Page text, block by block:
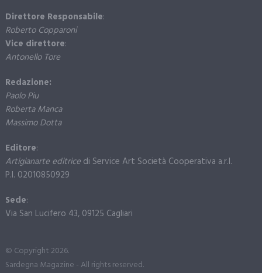
Direttore Responsabile:
Roberto Copparoni
Vice direttore:
Antonello Tore
Redazione:
Paolo Piu
Roberta Manca
Massimo Dotta
Editore:
Artigianarte editricedi Service Art Società Cooperativa a.r.l.
P.I. 02010850929
Sede:
Via San Lucifero 43, 09125 Cagliari
© Copyright 2026.
Sardegna Magazine - All rights reserved.